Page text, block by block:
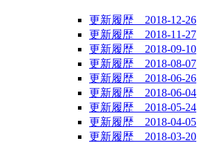
更新履歴 2018-12-26
更新履歴 2018-11-27
更新履歴 2018-09-10
更新履歴 2018-08-07
更新履歴 2018-06-26
更新履歴 2018-06-04
更新履歴 2018-05-24
更新履歴 2018-04-05
更新履歴 2018-03-20